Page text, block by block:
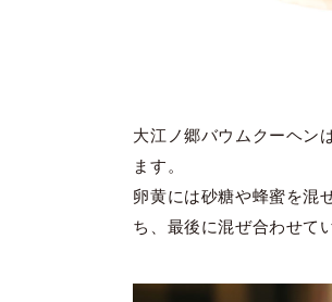
大江ノ郷バウムクーヘン
ます。
卵黄には砂糖や蜂蜜を混
ち、最後に混ぜ合わせて